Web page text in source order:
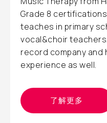
Grade 8
teaches in primary
vocal&choir
record company and
experience as well.
了解更多